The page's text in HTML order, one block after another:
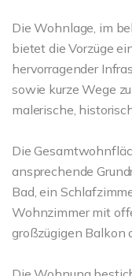
Die Wohnlage, im
bietet die Vorzüge
hervorragender
sowie kurze Wege
malerische,
Die
ansprechende
Bad, ein
Wohnzimmer mit
großzügigen Balkon